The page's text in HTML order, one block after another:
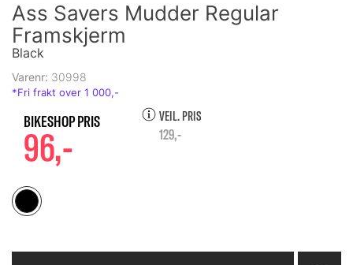
Ass Savers Mudder Regular
Framskjerm
Black
Varenr: 30998
96,-
VEIL. PRIS
129,-